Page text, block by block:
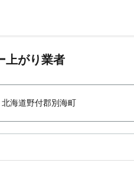
上がり業者
北海道野付郡別海町